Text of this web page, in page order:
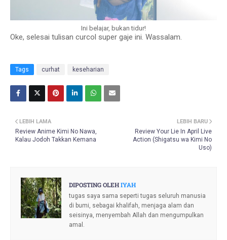
Ini belajar, bukan tidur!
Oke, selesai tulisan curcol super gaje ini. Wassalam.
Tags curhat keseharian
LEBIH BARU
Review Your Lie In April Live
Action (Shigatsu wa Kimi No
Uso)
LEBIH LAMA
Review Anime Kimi No Nawa,
Kalau Jodoh Takkan Kemana
DIPOSTING OLEHIYAH
tugas saya sama seperti tugas seluruh manusia
di bumi, sebagai khalifah, menjaga alam dan
seisinya, menyembah Allah dan mengumpulkan
amal.